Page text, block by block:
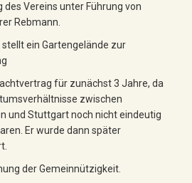
des Vereins unter Führung von
Rebmann.
stellt ein Gartengelände zur
für zunächst 3 Jahre, da
zwischen
und Stuttgart noch nicht eindeutig
Er wurde dann später
der Gemeinnützigkeit.